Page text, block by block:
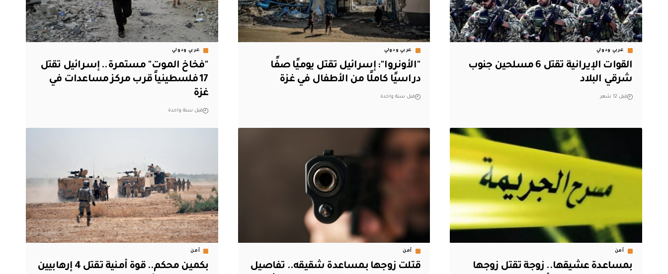
عربي ودولي
القوات الإيرانية تقتل 6 مسلحين جنوب
شرقي البلاد
قبل 12 شهر
عربي ودولي
"الأونروا": إسرائيل تقتل يوميًا صفًا
دراسيًا كاملًا من الأطفال في غزة
قبل سنة واحدة
عربي ودولي
"فخاخ الموت" مستمرة.. إسرائيل تقتل
17 فلسطينياً قرب مركز مساعدات في
غزة
قبل سنة واحدة
أمن
بمساعدة عشيقها.. زوجة تقتل زوجها
أمن
قتلت زوجها بمساعدة شقيقه.. تفاصيل
أمن
بكمين محكم.. قوة أمنية تقتل 4 إرهابيين